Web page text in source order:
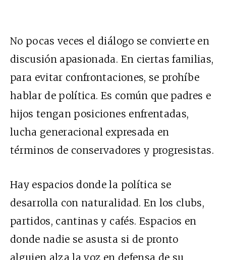
No pocas veces el diálogo se convierte en
discusión apasionada. En ciertas familias,
para evitar confrontaciones, se prohíbe
hablar de política. Es común que padres e
hijos tengan posiciones enfrentadas,
lucha generacional expresada en
términos de conservadores y progresistas.
Hay espacios donde la política se
desarrolla con naturalidad. En los clubs,
partidos, cantinas y cafés. Espacios en
donde nadie se asusta si de pronto
alguien alza la voz en defensa de su